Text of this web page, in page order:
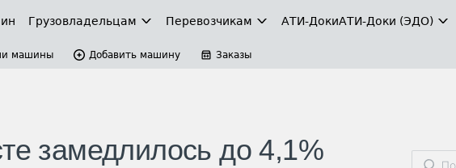
Грузовладельцам Перевозчикам АТИ-ДокиАТИ-Доки (ЭДО)
машины Добавить машину Заказы
замедлилось до 4,1%